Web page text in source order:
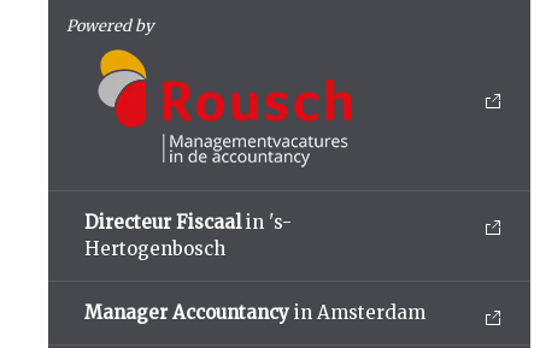
Powered by
Directeur Fiscaalin 's-
Hertogenbosch
Manager Accountancy in Amsterdam